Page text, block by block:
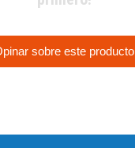
sobre este producto